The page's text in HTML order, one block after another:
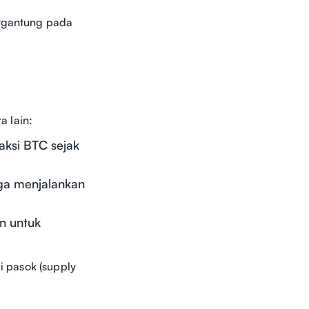
pada
lain:
BTC sejak
menjalankan
untuk
pasok (supply